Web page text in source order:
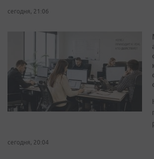
сегодня, 21:06
сегодня, 20:04